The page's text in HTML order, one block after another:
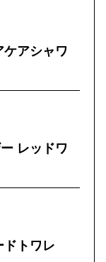
アシャワ
レッドワ
トワレ